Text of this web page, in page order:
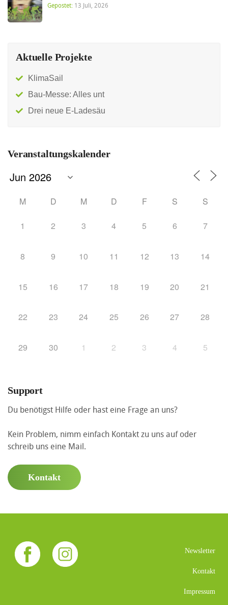
Gepostet: 13 Juli, 2026
Aktuelle Projekte
KlimaSail
Bau-Messe: Alles unt
Drei neue E-Ladesäu
Veranstaltungskalender
M D M D F S S
1 2 3 4 5 6 7
8 9 10 11 12 13 14
15 16 17 18 19 20 21
22 23 24 25 26 27 28
29 30 1 2 3 4 5
Support
Du benötigst Hilfe oder hast eine Frage an uns?
Kein Problem, nimm einfach Kontakt zu uns auf oder
schreib uns eine Mail.
Kontakt
Newsletter
Kontakt
Impressum